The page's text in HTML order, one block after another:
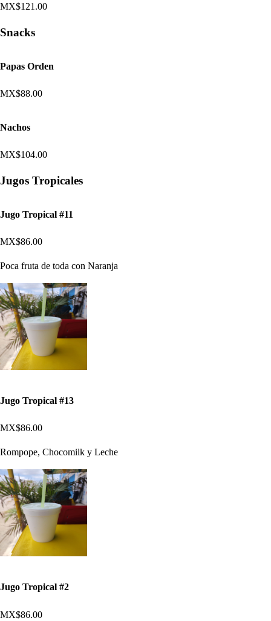
MX$121.00
Snacks
Papas Orden
MX$88.00
Nachos
MX$104.00
Jugos Tropicales
Jugo Tropical #11
MX$86.00
Poca fruta de toda con Naranja
Jugo Tropical #13
MX$86.00
Rompope, Chocomilk y Leche
Jugo Tropical #2
MX$86.00